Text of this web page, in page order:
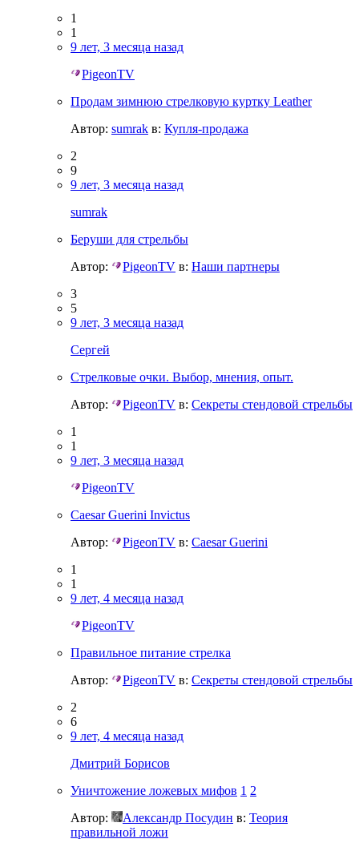
1
1
9 лет, 3 месяца назад
PigeonTV
Продам зимнюю стрелковую куртку Leather
Автор: sumrak в: Купля-продажа
2
9
9 лет, 3 месяца назад
sumrak
Беруши для стрельбы
Автор:
PigeonTV в: Наши партнеры
3
5
9 лет, 3 месяца назад
Сергей
Стрелковые очки. Выбор, мнения, опыт.
Автор:
PigeonTV в: Секреты стендовой стрельбы
1
1
9 лет, 3 месяца назад
PigeonTV
Caesar Guerini Invictus
Автор:
PigeonTV в: Caesar Guerini
1
1
9 лет, 4 месяца назад
PigeonTV
Правильное питание стрелка
Автор:
PigeonTV в: Секреты стендовой стрельбы
2
6
9 лет, 4 месяца назад
Дмитрий Борисов
Уничтожение ложевых мифов 1 2
Автор:
Александр Посудин в: Теория
правильной ложи